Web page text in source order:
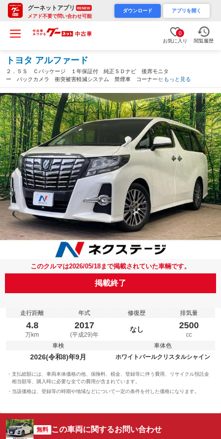
グーネットアプリ RENEW
メアド不要で問い合わせ可能
ダウンロード アプリを開く
0
お気に入り 閲覧履歴
トヨタ アルファード
２．５Ｓ Ｃパッケージ １年保証付 純正ＳＤナビ 後席モニタ
ー バックカメラ 衝突被害軽減システム 禁煙車 コーナーセン
サー スマートキー ＬＥＤヘッド ビルトインＥＴＣ 純正１８
インチアルミ 車線逸脱警報（沖縄県）
もっと見る
このクルマは2026/05/18まで掲載されていた車輛です。
掲載終了
走行距離
4.8
万km
年式
2017
(平成29)年
修復歴
なし
排気量
2500
cc
車検
2026(令和8)年9月
車体色
ホワイトパールクリスタルシャイン
支払総額には、車両本体価格の他、保険料、税金、登録等に伴う費用、リサイクル預託金
相当額等、購入時に必要な全ての費用が含まれています。
当該価格は、登録等の時期や地域などについて一定の条件を付した価格になります。
無料 この車両に関するお問い合わせ